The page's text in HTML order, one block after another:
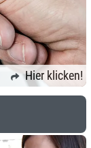
Hier klicken!